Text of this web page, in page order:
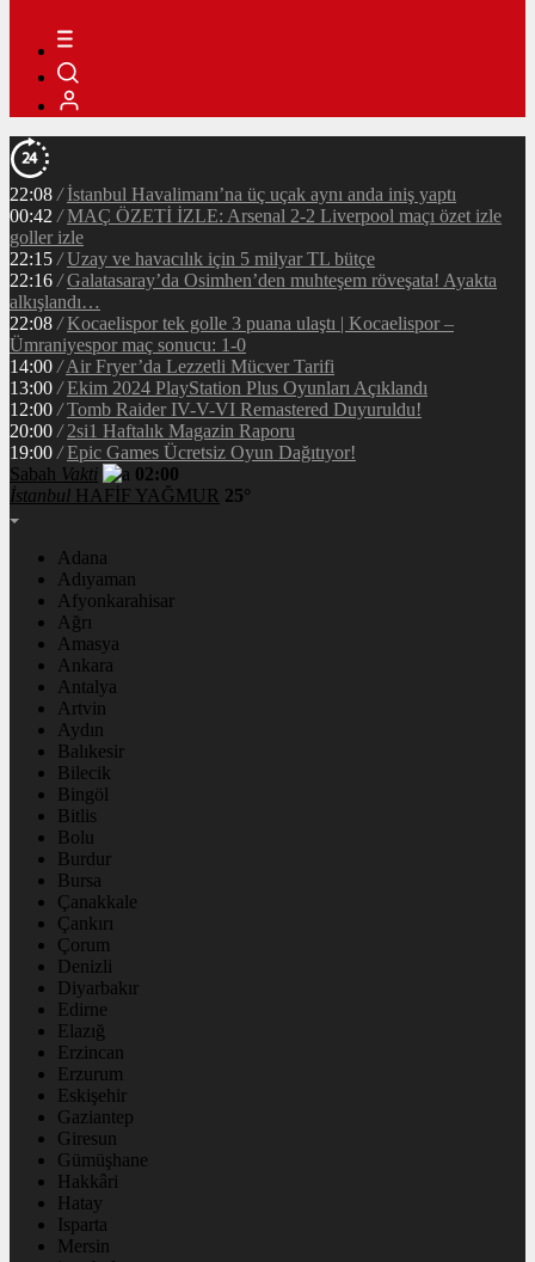
22:08 / İstanbul Havalimanı’na üç uçak aynı anda iniş yaptı
00:42 / MAÇ ÖZETİ İZLE: Arsenal 2-2 Liverpool maçı özet izle
goller izle
22:15 / Uzay ve havacılık için 5 milyar TL bütçe
22:16 / Galatasaray’da Osimhen’den muhteşem röveşata! Ayakta
alkışlandı…
22:08 / Kocaelispor tek golle 3 puana ulaştı | Kocaelispor –
Ümraniyespor maç sonucu: 1-0
14:00 / Air Fryer’da Lezzetli Mücver Tarifi
13:00 / Ekim 2024 PlayStation Plus Oyunları Açıklandı
12:00 / Tomb Raider IV-V-VI Remastered Duyuruldu!
20:00 / 2si1 Haftalık Magazin Raporu
19:00 / Epic Games Ücretsiz Oyun Dağıtıyor!
Sabah Vakti
02:00
İstanbul HAFİF YAĞMUR 25°
Adana
Adıyaman
Afyonkarahisar
Ağrı
Amasya
Ankara
Antalya
Artvin
Aydın
Balıkesir
Bilecik
Bingöl
Bitlis
Bolu
Burdur
Bursa
Çanakkale
Çankırı
Çorum
Denizli
Diyarbakır
Edirne
Elazığ
Erzincan
Erzurum
Eskişehir
Gaziantep
Giresun
Gümüşhane
Hakkâri
Hatay
Isparta
Mersin